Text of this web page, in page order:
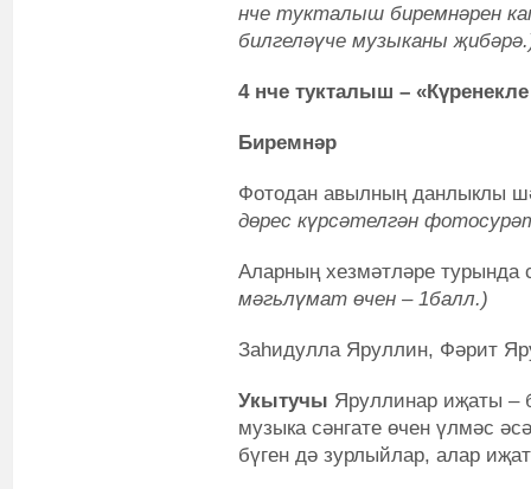
нче тукталыш биремнәрен
билгеләүче музыканы
4 нче тукталыш – «
Биремнәр
Фотодан авылның данлыклы
дөрес күрсәтелгән
Аларның хезмәтләре турында
мәгьлүмат өчен – 1балл.)
Заһидулла Яруллин, Фәрит
Укытучы Яруллинар иҗаты –
музыка сәнгате өчен үлмәс
бүген дә зурлыйлар, алар